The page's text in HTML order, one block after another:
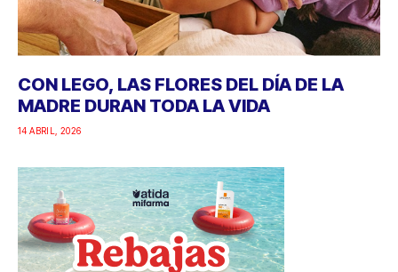
CON LEGO, LAS FLORES DEL DÍA DE LA
MADRE DURAN TODA LA VIDA
14 ABRIL, 2026